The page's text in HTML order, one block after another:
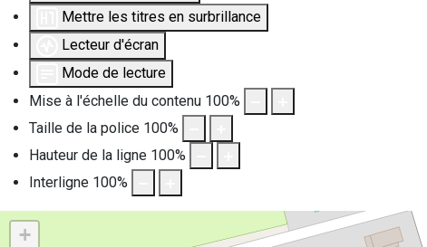
Mettre les titres en surbrillance
Lecteur d'écran
Mode de lecture
Mise à l'échelle du contenu 100%
Taille de la police 100%
Hauteur de la ligne 100%
Interligne 100%
+